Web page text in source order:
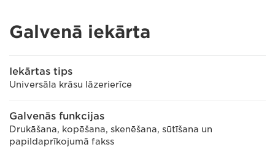
Galvenā iekārta
Iekārtas tips
Universāla krāsu lāzerierīce
Galvenās funkcijas
Drukāšana, kopēšana, skenēšana, sūtīšana un
papildaprīkojumā fakss